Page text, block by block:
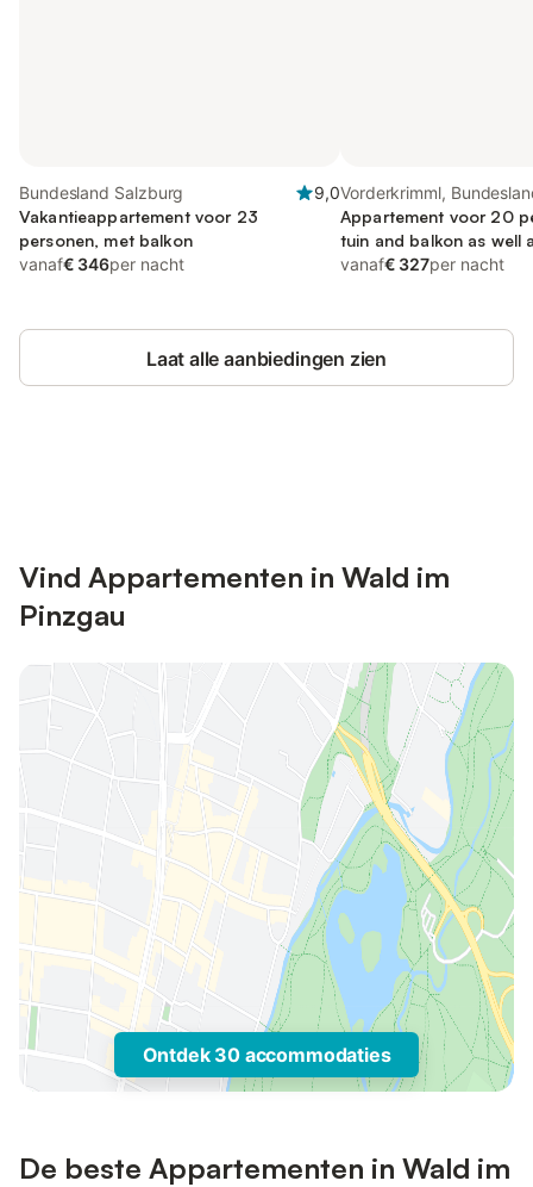
Bundesland Salzburg
9,0
Vakantieappartement voor 23
personen, met balkon
vanaf€ 346per nacht
Vorderkrimml,
Salzburg
Appartement voor 20
tuin and balkon as well
vanaf€ 327per nacht
Laat alle aanbiedingen zien
Vind Appartementen in Wald im
Pinzgau
Ontdek 30 accommodaties
De beste Appartementen in Wald im